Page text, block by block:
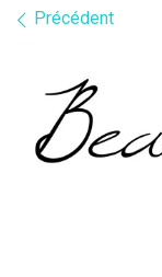
Précédent